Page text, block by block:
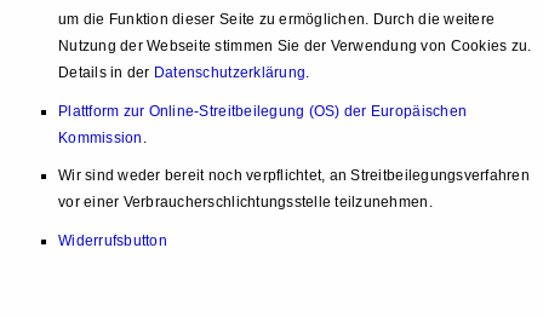
um die Funktion dieser Seite zu ermöglichen. Durch die weitere
Nutzung der Webseite stimmen Sie der Verwendung von Cookies zu.
Details in der Datenschutzerklärung.
Plattform zur Online-Streitbeilegung (OS) der Europäischen
Kommission
Wir sind weder bereit noch verpflichtet, an Streitbeilegungsverfahren
vor einer Verbraucherschlichtungsstelle teilzunehmen.
Widerrufsbutton